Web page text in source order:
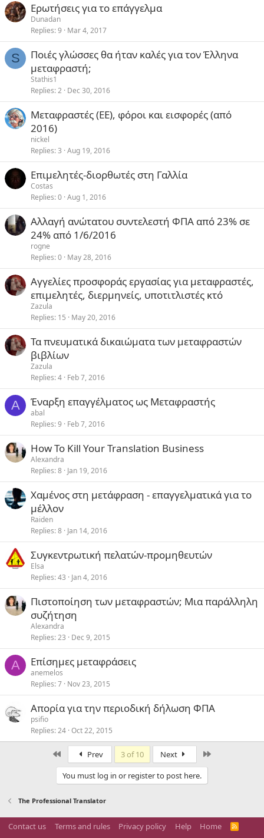
Ερωτήσεις για το επάγγελμα
Dunadan
Replies 9 Mar 4, 2017
S
Ποιές γλώσσες θα ήταν καλές για τον Έλληνα
μεταφραστή;
Stathis1
Replies 2 Dec 30, 2016
Μεταφραστές (ΕΕ), φόροι και εισφορές (από
2016)
nickel
Replies 3 Aug 19, 2016
Επιμελητές-διορθωτές στη Γαλλία
Costas
Replies 0 Aug 1, 2016
Αλλαγή ανώτατου συντελεστή ΦΠΑ από 23% σε
24% από 1/6/2016
rogne
Replies 0 May 28, 2016
Αγγελίες προσφοράς εργασίας για μεταφραστές,
επιμελητές, διερμηνείς, υποτιτλιστές κτό
Zazula
Replies 15 May 20, 2016
Τα πνευματικά δικαιώματα των μεταφραστών
βιβλίων
Zazula
Replies 4 Feb 7, 2016
A Έναρξη επαγγέλματος ως Μεταφραστής
abal
Replies 9 Feb 7, 2016
How To Kill Your Translation Business
Alexandra
Replies 8 Jan 19, 2016
Χαμένος στη μετάφραση - επαγγελματικά για το
μέλλον
Raiden
Replies 8 Jan 14, 2016
Συγκεντρωτική πελατών-προμηθευτών
Elsa
Replies 43 Jan 4, 2016
Πιστοποίηση των μεταφραστών; Μια παράλληλη
συζήτηση
Alexandra
Replies 23 Dec 9, 2015
A Επίσημες μεταφράσεις
anemelos
Replies 7 Nov 23, 2015
Απορία για την περιοδική δήλωση ΦΠΑ
psifio
Replies 24 Oct 22, 2015
Prev 3 of 10 Next
You must log in or register to post here.
The Professional Translator
Contact us Terms and rules Privacy policy Help Home
R